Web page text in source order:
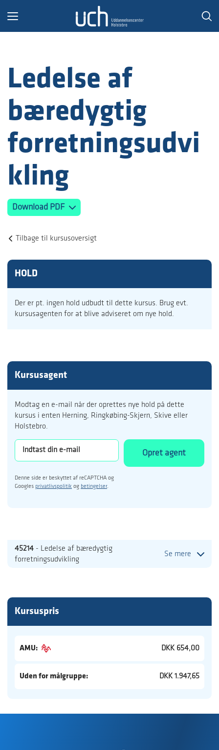
Toggle
Ledelse af
bæredygtig
forretningsudvi
kling
Download PDF
Tilbage til kursusoversigt
HOLD
Der er pt. ingen hold udbudt til dette kursus. Brug evt.
kursusagenten for at blive adviseret om nye hold.
Kursusagent
Modtag en e-mail når der oprettes nye hold på dette
kursus i enten Herning, Ringkøbing-Skjern, Skive eller
Holstebro.
Opret agent
Denne side er beskyttet af reCAPTCHA og
Googles privatlivspolitik og betingelser.
45214 - Ledelse af bæredygtig
forretningsudvikling
Se mere
Kursuspris
AMU: DKK 654,00
Uden for målgruppe: DKK 1.947,65